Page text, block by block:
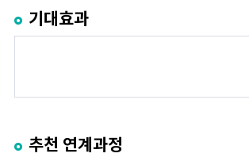
기대효과
추천 연계과정